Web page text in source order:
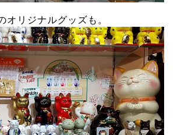
オリジナルグッズも。